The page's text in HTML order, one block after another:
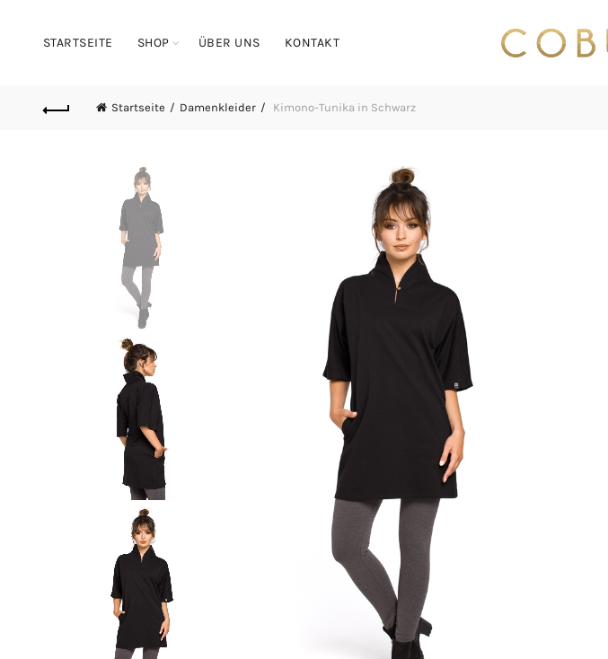
STARTSEITE SHOP ÜBER UNS KONTAKT
Startseite Damenkleider Kimono-Tunika in Schwarz